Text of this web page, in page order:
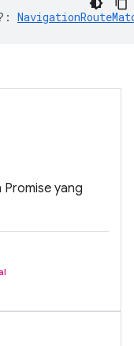
:
Promise yang